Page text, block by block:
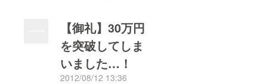
【御礼】30万円
を突破してしま
いました…！
2012/08/12 13:36